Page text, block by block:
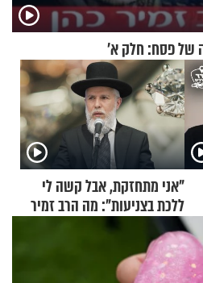
של פסח: חלק א’
"אני מתחזקת, אבל קשה לי
ללכת בצניעות": מה הרב זמיר
כהן המליץ לה לעשות?